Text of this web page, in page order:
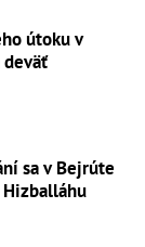
útoku v
deväť
sa v Bejrúte